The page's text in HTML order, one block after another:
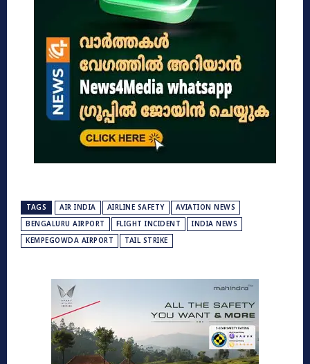
TAGS AIR INDIA AIRLINE SAFETY
AVIATION NEWS
BENGALURU AIRPORT
FLIGHT INCIDENT
INDIA NEWS
KEMPEGOWDA AIRPORT
TAIL STRIKE